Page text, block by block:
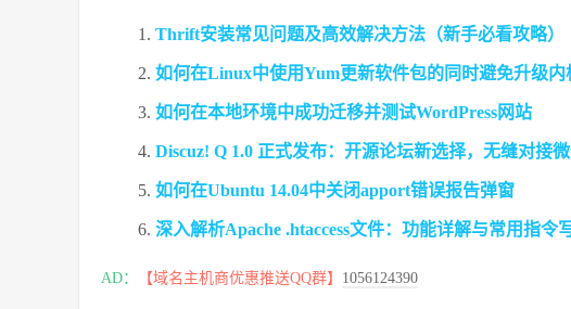
Thrift安装常见问题及高效解决方法（新手必看攻略）
如何在Linux中使用Yum更新软件包的同时避免升级内
如何在本地环境中成功迁移并测试WordPress网站
Discuz! Q 1.0 正式发布：开源论坛新选择，无缝对接
如何在Ubuntu 14.04中关闭apport错误报告弹窗
深入解析Apache .htaccess文件：功能详解与常用指令
AD： 【域名主机商优惠推送QQ群】 1056124390